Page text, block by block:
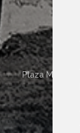
Plaza Mayor 4